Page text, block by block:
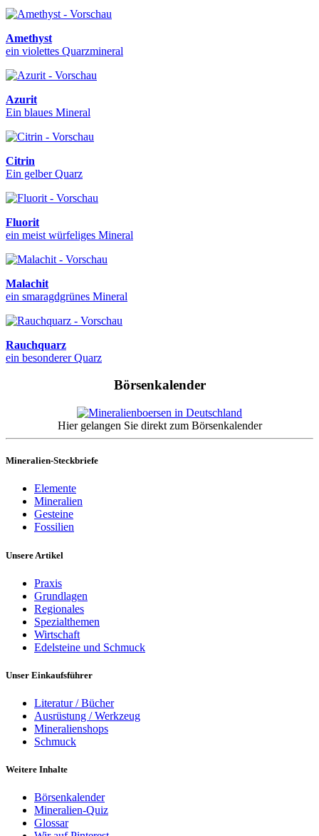
Amethyst
ein violettes Quarzmineral
Azurit
Ein blaues Mineral
Citrin
Ein gelber Quarz
Fluorit
ein meist würfeliges Mineral
Malachit
ein smaragdgrünes Mineral
Rauchquarz
ein besonderer Quarz
Börsenkalender
Hier gelangen Sie direkt zum Börsenkalender
Mineralien-Steckbriefe
Elemente
Mineralien
Gesteine
Fossilien
Unsere Artikel
Praxis
Grundlagen
Regionales
Spezialthemen
Wirtschaft
Edelsteine und Schmuck
Unser Einkaufsführer
Literatur / Bücher
Ausrüstung / Werkzeug
Mineralienshops
Schmuck
Weitere Inhalte
Börsenkalender
Mineralien-Quiz
Glossar